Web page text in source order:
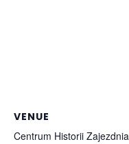
VENUE
Centrum Historii Zajezdnia